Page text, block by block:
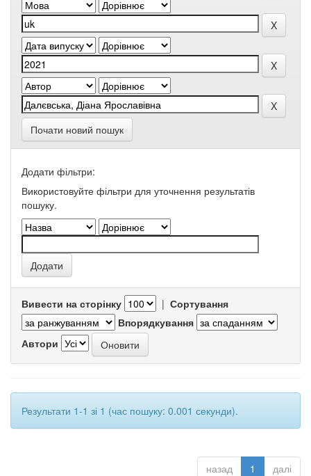
Почати новий пошук
Додати фільтри:
Використовуйте фільтри для уточнення результатів
пошуку.
Вивести на сторінку | Сортування
Впорядкування
Автори
Результати 1-1 зі 1 (час пошуку: 0.001 секунди).
назад 1 далі